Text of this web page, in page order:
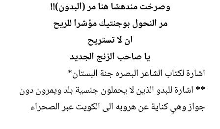
وصرخت مندهشا هنا مر (البدون)!!
مر النحول بوجنتيك مؤشرا للريح
ان لا تستريح
يا صاحب الزنج الجديد
اشارة لكتاب الشاعر البصره جنة البستان*
**اشارة للبدو الذين لا يحملون جنسية بلد ويمرون دون
جواز وهي كناية عن هروبه الى الكويت عبر الصحراء